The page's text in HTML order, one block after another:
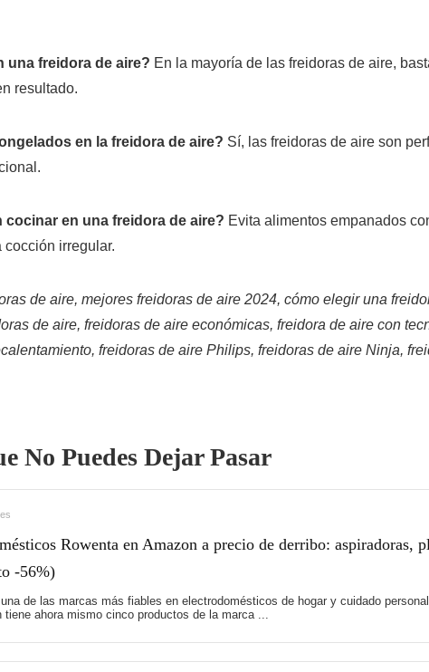
una freidora de aire? En la mayoría de las freidoras de aire,
resultado.
en la freidora de aire? Sí, las freidoras de aire son
cocinar en una freidora de aire? Evita alimentos empanados
irregular.
de aire, mejores freidoras de aire 2024, cómo elegir una
de aire, freidoras de aire económicas, freidora de aire con
freidoras de aire Philips, freidoras de aire Ninja,
No Puedes Dejar Pasar
Rowenta en Amazon a precio de derribo: aspiradoras,
-56%)
de las marcas más fiables en electrodomésticos de hogar y cuidado
tiene ahora mismo cinco productos de la marca ...